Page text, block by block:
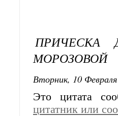
МОРОЗОВОЙ
Вторник, 10
Это цитата
цитатник или